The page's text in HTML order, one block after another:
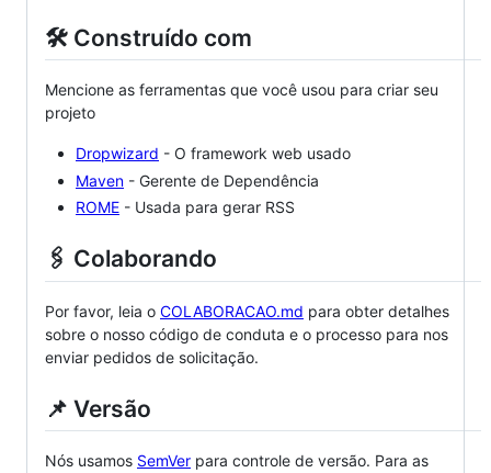
🛠️ Construído com
Mencione as ferramentas que você usou para criar seu
projeto
Dropwizard - O framework web usado
Maven - Gerente de Dependência
ROME - Usada para gerar RSS
🖇️ Colaborando
Por favor, leia o COLABORACAO.md para obter detalhes
sobre o nosso código de conduta e o processo para nos
enviar pedidos de solicitação.
📌 Versão
Nós usamos SemVer para controle de versão. Para as